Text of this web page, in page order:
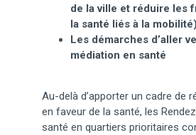
de la ville et réduire les
la santé liés à la mobilité)
Les démarches d’aller
médiation en santé
Au-delà d’apporter un cadre de
en faveur de la santé, les
santé en quartiers prioritaires